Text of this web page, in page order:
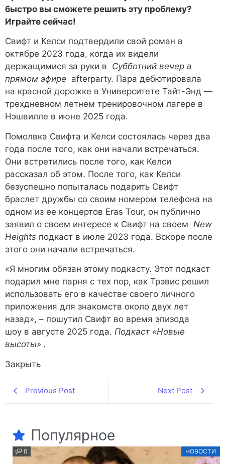
быстро вы сможете решить эту проблему?
Играйте сейчас!
Свифт и Келси подтвердили свой роман в
октябре 2023 года, когда их видели
держащимися за руки в Субботний вечер в
прямом эфире afterparty. Пара дебютировала
на красной дорожке в Университете Тайт-Энд —
трехдневном летнем тренировочном лагере в
Нэшвилле в июне 2025 года.
Помолвка Свифта и Келси состоялась через два
года после того, как они начали встречаться.
Они встретились после того, как Келси
рассказал об этом. После того, как Келси
безуспешно попыталась подарить Свифт
браслет дружбы со своим номером телефона на
одном из ее концертов Eras Tour, он публично
заявил о своем интересе к Свифт на своем New
Heights подкаст в июле 2023 года. Вскоре после
этого они начали встречаться.
«Я многим обязан этому подкасту. Этот подкаст
подарил мне парня с тех пор, как Трэвис решил
использовать его в качестве своего личного
приложения для знакомств около двух лет
назад», – пошутил Свифт во время эпизода
шоу в августе 2025 года. Подкаст «Новые
высоты» .
Закрыть
Previous Post Next Post
Популярное
0 НОВОСТИ